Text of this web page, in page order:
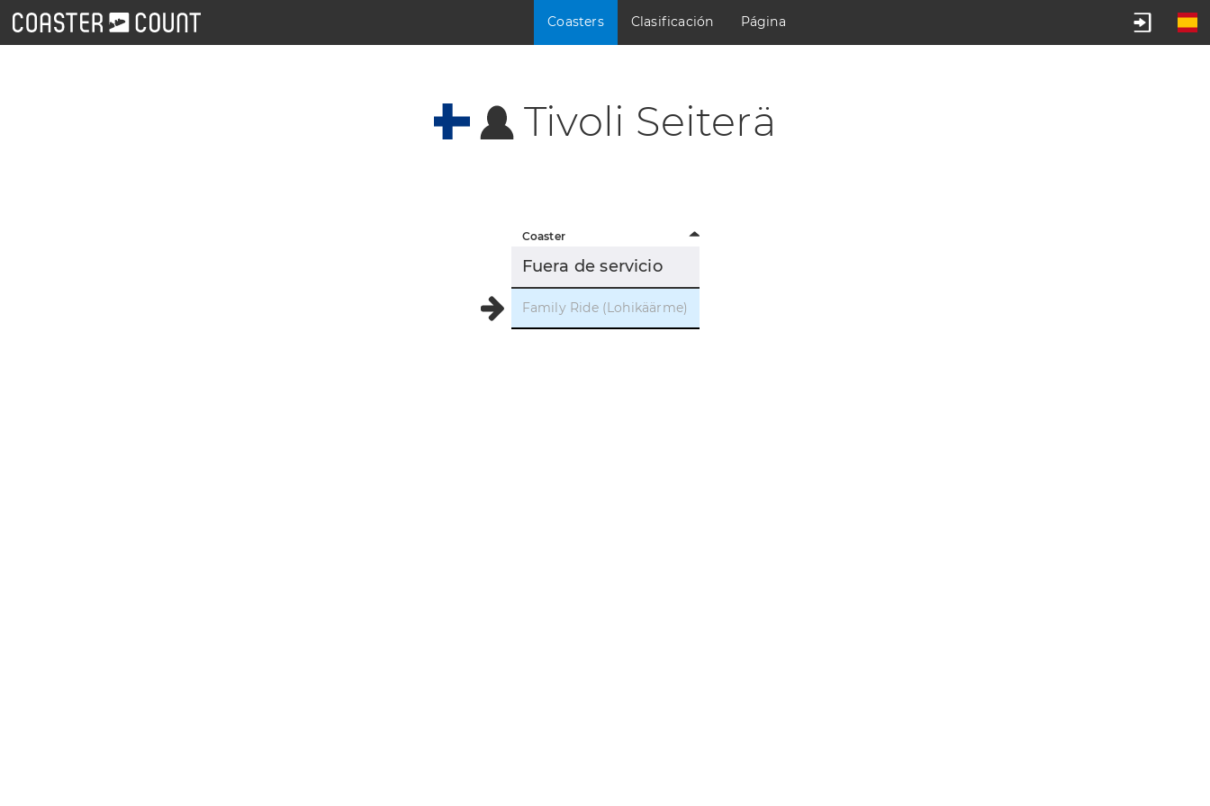
Coasters Clasificación Página
Tivoli Seiterä
Coaster
Fuera de servicio
Family Ride (Lohikäärme)